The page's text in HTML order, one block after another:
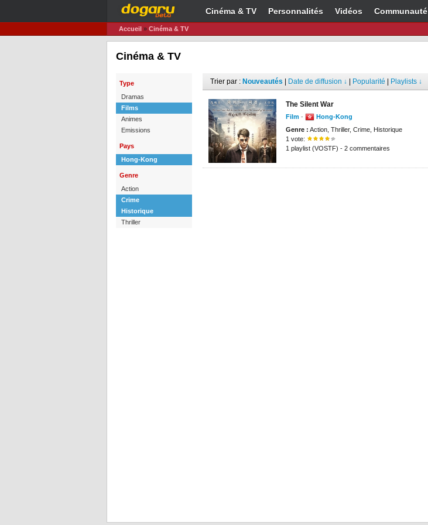
Cinéma & TV Personnalités Vidéos Communauté
Accueil » Cinéma & TV
Cinéma & TV
Type
Dramas
Films
Animes
Emissions
Pays
Hong-Kong
Genre
Action
Crime
Historique
Thriller
Trier par : Nouveautés Date de diffusion ↓ Popularité Playlists ↓
The Silent War
Film -
Hong-Kong
Genre : Action, Thriller, Crime, Historique
1 vote:
1 playlist (VOSTF) - 2 commentaires